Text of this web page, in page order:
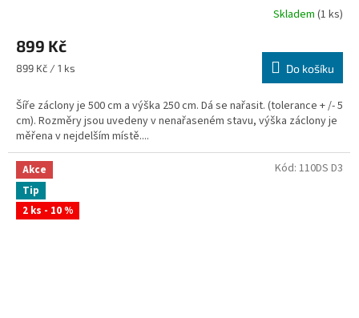
Skladem (1 ks)
899 Kč
Měrná
899 Kč / 1 ks Do košíku
Šíře záclony je 500 cm a výška 250 cm. Dá se nařasit. (tolerance + /- 5
cm). Rozměry jsou uvedeny v nenařaseném stavu, výška záclony je
měřena v nejdelším místě....
Akce
Tip
2 ks - 10 %
Kód: 110DS D3